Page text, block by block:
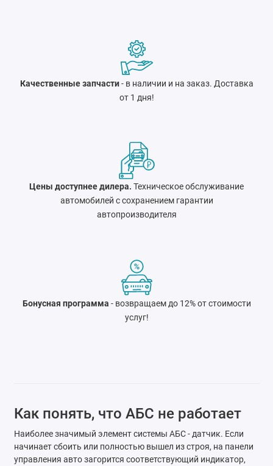
Качественные запчасти- в наличии и на заказ. Доставка
от 1 дня!
Цены доступнее дилера. Техническое обслуживание
автомобилей с сохранением гарантии
автопроизводителя
Бонусная программа - возвращаем до 12% от стоимости
услуг!
Как понять, что АБС не работает
Наиболее значимый элемент системы АБС - датчик. Если
начинает сбоить или полностью вышел из строя, на панели
управления авто загорится соответствующий индикатор,